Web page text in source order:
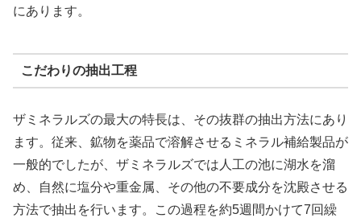
にあります。
こだわりの抽出工程
ザミネラルズの最大の特長は、その抜群の抽出方法にあり
ます。従来、鉱物を薬品で溶解させるミネラル補給製品が
一般的でしたが、ザミネラルズでは人工の池に湖水を溜
め、自然に塩分や重金属、その他の不要成分を沈殿させる
方法で抽出を行います。この過程を約5週間かけて7回繰